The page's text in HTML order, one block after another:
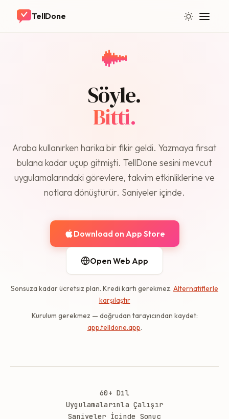
TellDone
Söyle.
Bitti.
Araba kullanırken harika bir fikir geldi. Yazmaya fırsat
bulana kadar uçup gitmişti. TellDone sesini mevcut
uygulamalarındaki görevlere, takvim etkinliklerine ve
notlara dönüştürür. Saniyeler içinde.
Download on App Store
Open Web App
Sonsuza kadar ücretsiz plan. Kredi kartı gerekmez. Alternatiflerle
karşılaştır
Kurulum gerekmez — doğrudan tarayıcından kaydet:
app.telldone.app.
60+ Dil
Uygulamalarınla Çalışır
Saniyeler İçinde Sonuç